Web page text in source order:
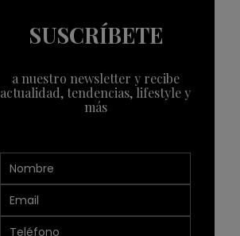
SUSCRÍBETE
a nuestro newsletter y recibe
actualidad, tendencias, lifestyle y
más